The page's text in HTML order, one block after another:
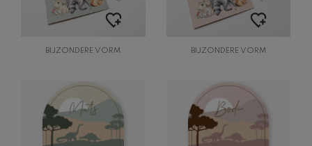
BIJZONDERE VORM BIJZONDERE VORM